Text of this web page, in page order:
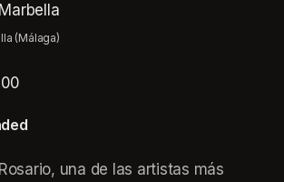
(Málaga)
una de las artistas más